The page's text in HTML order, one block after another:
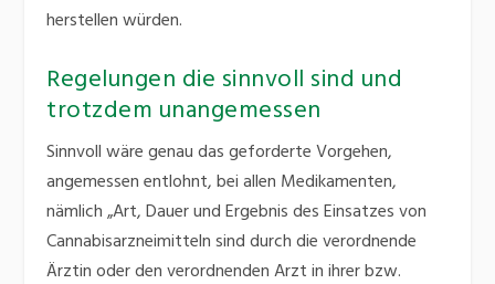
herstellen würden.
Regelungen die sinnvoll sind und
trotzdem unangemessen
Sinnvoll wäre genau das geforderte Vorgehen,
angemessen entlohnt, bei allen Medikamenten,
nämlich „Art, Dauer und Ergebnis des Einsatzes von
Cannabisarzneimitteln sind durch die verordnende
Ärztin oder den verordnenden Arzt in ihrer bzw.